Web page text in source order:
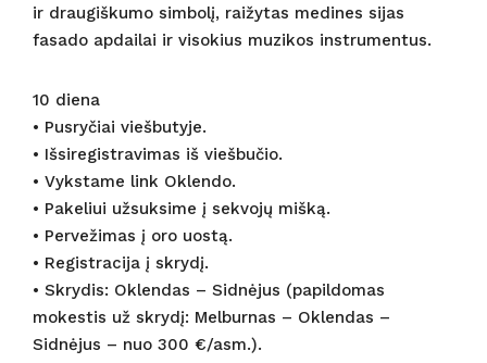
ir draugiškumo simbolį, raižytas medines sijas
fasado apdailai ir visokius muzikos instrumentus.
10 diena
• Pusryčiai viešbutyje.
• Išsiregistravimas iš viešbučio.
• Vykstame link Oklendo.
• Pakeliui užsuksime į sekvojų mišką.
• Pervežimas į oro uostą.
• Registracija į skrydį.
• Skrydis: Oklendas – Sidnėjus (papildomas
mokestis už skrydį: Melburnas – Oklendas –
Sidnėjus – nuo 300 €/asm.).